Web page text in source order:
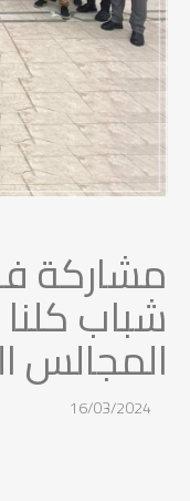
مشاركة
شباب
المجالس
16/03/2024